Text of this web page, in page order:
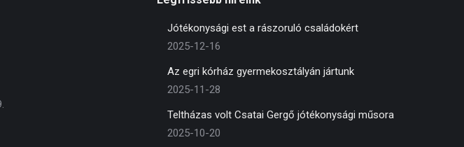
Jótékonysági est a rászoruló családokért
2025-12-16
Az egri kórház gyermekosztályán jártunk
2025-11-28
Teltházas volt Csatai Gergő jótékonysági műsora
2025-10-20